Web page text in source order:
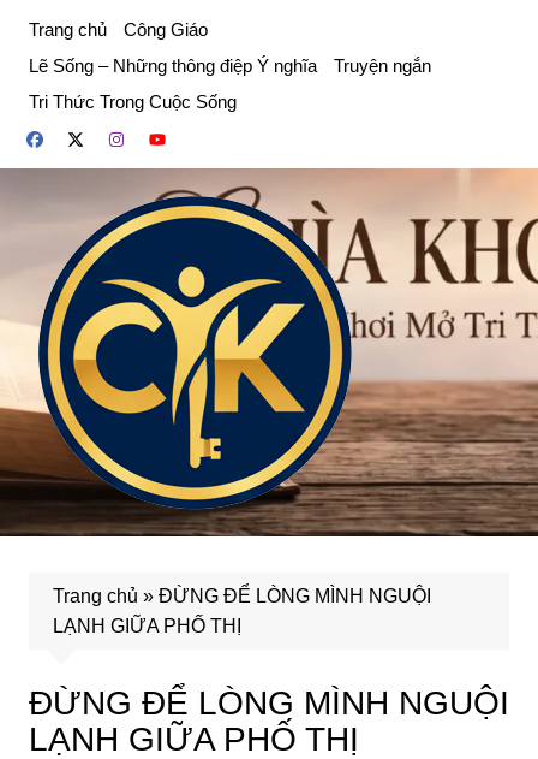
phần
dung
Trang chủ
Công Giáo
Lẽ Sống – Những thông điệp Ý nghĩa
Truyện ngắn
Tri Thức Trong Cuộc Sống
Trang chủ » ĐỪNG ĐỂ LÒNG MÌNH NGUỘI
LẠNH GIỮA PHỐ THỊ
ĐỪNG ĐỂ LÒNG MÌNH NGUỘI
LẠNH GIỮA PHỐ THỊ